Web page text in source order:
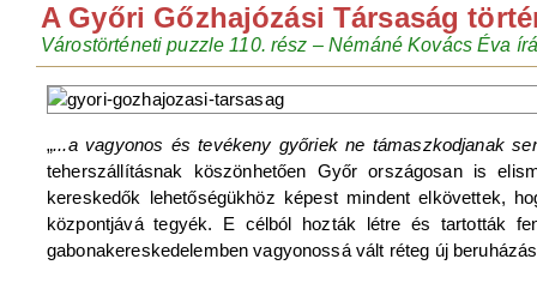
A Győri Gőzhajózási Társaság
Várostörténeti puzzle 110. rész – Némáné Kovács Éva
„...a vagyonos és tevékeny győriek ne támaszkodjanak
teherszállításnak köszönhetően Győr országosan is
kereskedők lehetőségükhöz képest mindent elkövettek,
központjává tegyék. E célból hozták létre és tartották
gabonakereskedelemben vagyonossá vált réteg új